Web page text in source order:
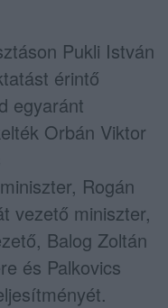
Pukli István
érintő
egyaránt
Orbán Viktor
Rogán
vezető miniszter,
Balog Zoltán
és Palkovics